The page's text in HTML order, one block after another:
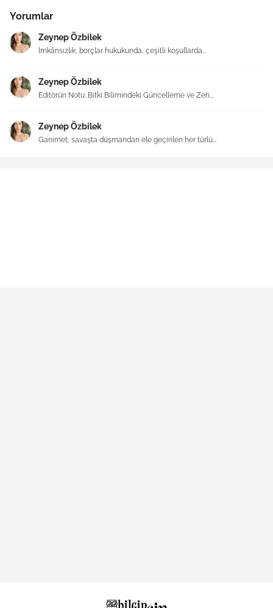
Yorumlar
Zeynep Özbilek
İmkânsızlık, borçlar hukukunda, çeşitli koşullarda...
Zeynep Özbilek
Editörün Notu: Bitki Bilimindeki Güncelleme ve Zen...
Zeynep Özbilek
Ganimet, savaşta düşmandan ele geçirilen her türlü...